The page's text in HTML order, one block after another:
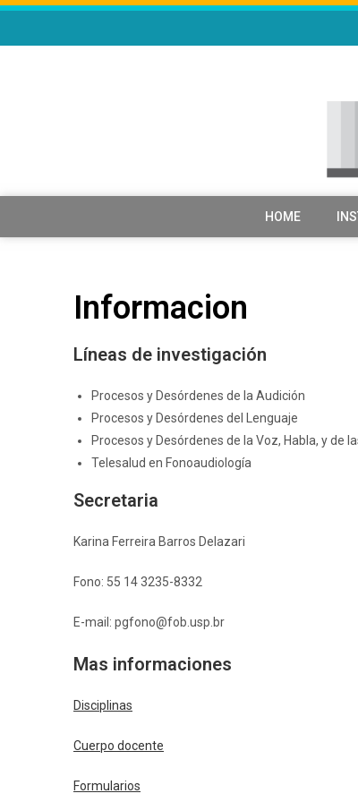
HOME
Informacion
Líneas de investigación
Procesos y Desórdenes de la Audición
Procesos y Desórdenes del Lenguaje
Procesos y Desórdenes de la Voz, Habla, y de
Telesalud en Fonoaudiología
Secretaria
Karina Ferreira Barros Delazari
Fono: 55 14 3235-8332
E-mail: pgfono@fob.usp.br
Mas informaciones
Disciplinas
Cuerpo docente
Formularios